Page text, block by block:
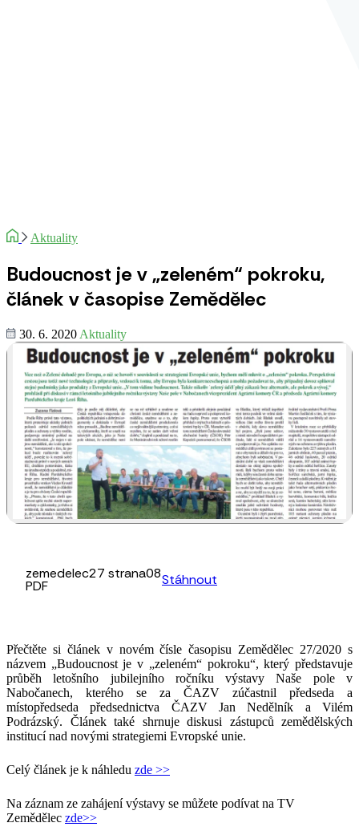
Aktuality
Budoucnost je v „zeleném“ pokroku,
článek v časopise Zemědělec
30. 6. 2020 Aktuality
zemedelec27 strana08
PDF Stáhnout
Přečtěte si článek v novém čísle časopisu Zemědělec 27/2020 s
názvem „Budoucnost je v „zeleném“ pokroku“, který představuje
průběh letošního jubilejního ročníku výstavy Naše pole v
Nabočanech, kterého se za ČAZV zúčastnil předseda a
místopředseda předsednictva ČAZV Jan Nedělník a Vilém
Podrázský. Článek také shrnuje diskusi zástupců zemědělských
institucí nad novými strategiemi Evropské unie.
Celý článek je k náhledu zde >>
Na záznam ze zahájení výstavy se můžete podívat na TV
Zemědělec zde>>